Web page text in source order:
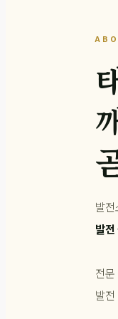
발
발
전
발